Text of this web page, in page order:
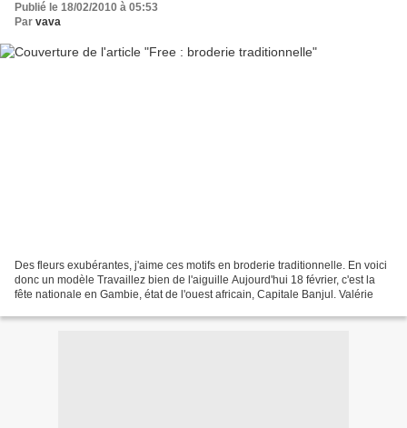
Publié le 18/02/2010 à 05:53
Par vava
Des fleurs exubérantes, j'aime ces motifs en broderie traditionnelle. En voici
donc un modèle Travaillez bien de l'aiguille Aujourd'hui 18 février, c'est la
fête nationale en Gambie, état de l'ouest africain, Capitale Banjul. Valérie